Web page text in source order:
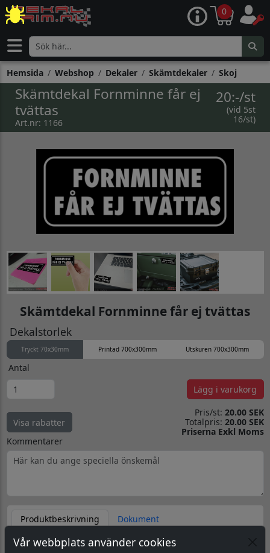
Vår webbplats använder cookies
0
Hemsida Webshop Dekaler Skämtdekaler Skoj
Skämtdekal Fornminne får ej
tvättas
Art.nr: 1166
20:-/st
(vid 5st
16/st)
Skämtdekal Fornminne får ej tvättas
Dekalstorlek
Tryckt 70x30mm Printad 700x300mm Utskuren 700x300mm
Antal
Lägg i varukorg
Visa rabatter
Pris/st: 20.00 SEK
Totalpris: 20.00 SEK
Priserna Exkl Moms
Kommentarer
Produktbeskrivning
Dokument
Skämtdekaler